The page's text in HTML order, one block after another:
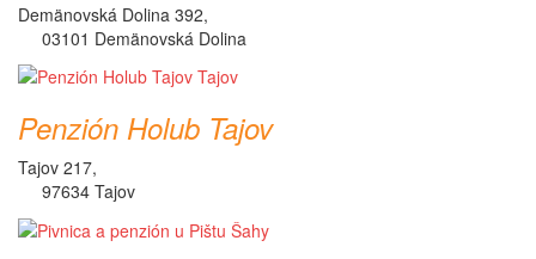
Demänovská Dolina 392,
03101 Demänovská Dolina
Penzión Holub Tajov
Tajov 217,
97634 Tajov